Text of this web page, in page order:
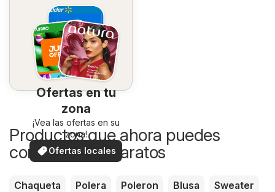
Ofertas en tu
zona
¡Vea las ofertas en su
zona!
Ofertas locales
Productos que ahora puedes
comprar más baratos
Chaqueta Polera Poleron Blusa
Sweater